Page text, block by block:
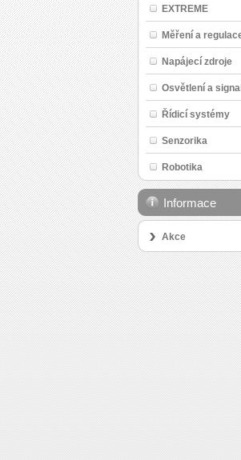
EXTREME
Měření a
Napájecí zdroje
Osvětlení a
Řídicí systémy
Senzorika
Robotika
Informace
Akce